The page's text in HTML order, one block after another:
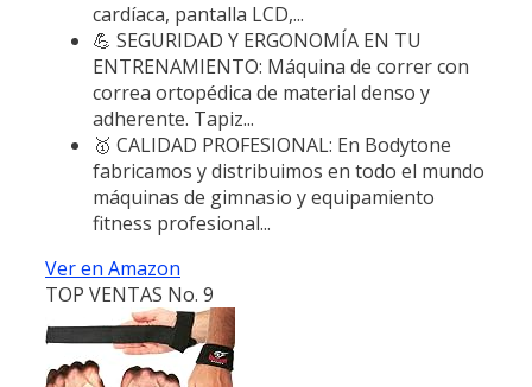
cardíaca, pantalla LCD,...
💪 SEGURIDAD Y ERGONOMÍA EN TU
ENTRENAMIENTO: Máquina de correr con
correa ortopédica de material denso y
adherente. Tapiz...
🥇 CALIDAD PROFESIONAL: En Bodytone
fabricamos y distribuimos en todo el mundo
máquinas de gimnasio y equipamiento
fitness profesional...
Ver en Amazon
TOP VENTAS No. 9